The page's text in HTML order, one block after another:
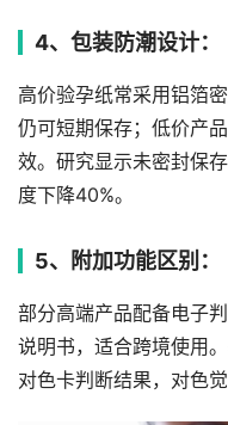
4、包装防潮设计：
高价验孕纸常采用铝箔
仍可短期保存；低价产
效。研究显示未密封保
度下降40%。
5、附加功能区别：
部分高端产品配备电子
说明书，适合跨境使用
对色卡判断结果，对色